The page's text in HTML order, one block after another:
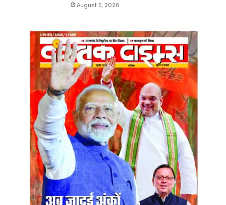
August 5, 2026